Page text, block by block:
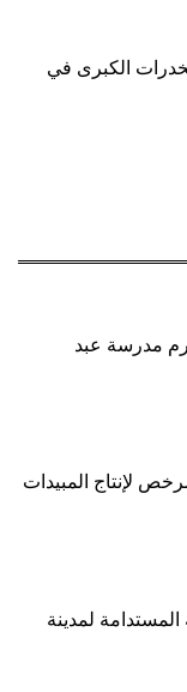
الكبرى في
مدرسة عبد
لإنتاج المبيدات
المستدامة لمدينة